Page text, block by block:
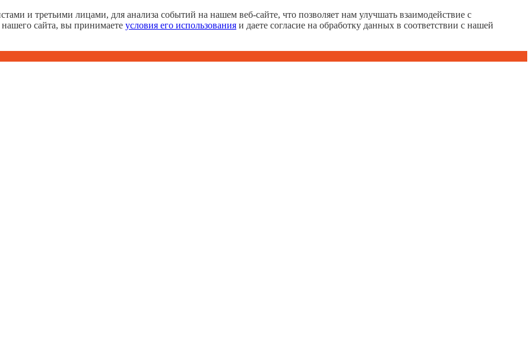
и третьими лицами, для анализа событий на нашем веб-сайте, что позволяет нам улучшать взаимодействие с
сайта, вы принимаете условия его использования и даете согласие на обработку данных в соответствии с нашей